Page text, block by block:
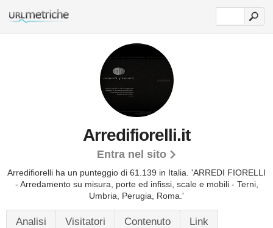
Arredifiorelli.it
Entra nel sito
Arredifiorelli ha un punteggio di 61.139 in Italia. 'ARREDI FIORELLI
- Arredamento su misura, porte ed infissi, scale e mobili - Terni,
Umbria, Perugia, Roma.'
Analisi Visitatori Contenuto
Link